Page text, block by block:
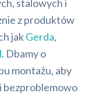
stalowych i
z produktów
jakGerda,
. Dbamy o
montażu, aby
bezproblemowo